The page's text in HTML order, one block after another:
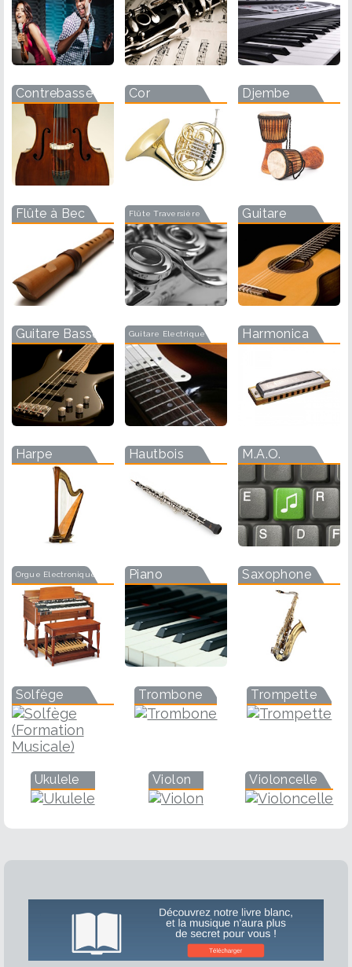
Contrebasse Cor Djembe
Flûte à Bec Flûte Traversière Guitare
Guitare Basse Guitare Electrique Harmonica
Harpe Hautbois M.A.O.
Orgue Electronique Piano Saxophone
Solfège Trombone Trompette
Ukulele Violon Violoncelle